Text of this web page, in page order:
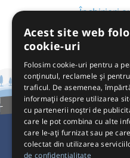
Închirieri
Pentru
Acest site web
cookie-uri
Folosim cookie-uri pentru a
conținutul, reclamele și
traficul. De asemenea,
informații despre utilizarea
cu partenerii noștri de
care le pot combina cu alte
care le-ați furnizat sau pe
colectat din utilizarea
de confidențialitate